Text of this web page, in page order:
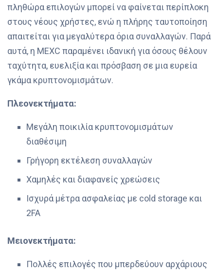
πληθώρα επιλογών μπορεί να φαίνεται περίπλοκη
στους νέους χρήστες, ενώ η πλήρης ταυτοποίηση
απαιτείται για μεγαλύτερα όρια συναλλαγών. Παρά
αυτά, η MEXC παραμένει ιδανική για όσους θέλουν
ταχύτητα, ευελιξία και πρόσβαση σε μια ευρεία
γκάμα κρυπτονομισμάτων.
Πλεονεκτήματα:
Μεγάλη ποικιλία κρυπτονομισμάτων
διαθέσιμη
Γρήγορη εκτέλεση συναλλαγών
Χαμηλές και διαφανείς χρεώσεις
Ισχυρά μέτρα ασφαλείας με cold storage και
2FA
Μειονεκτήματα:
Πολλές επιλογές που μπερδεύουν αρχάριους